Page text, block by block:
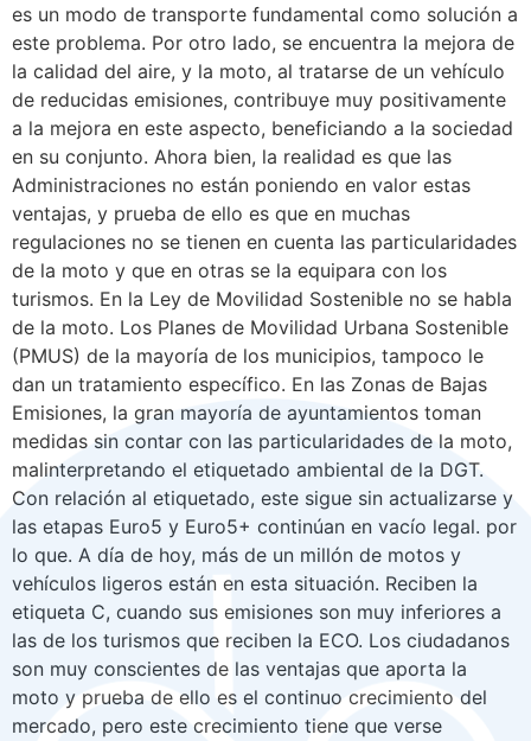
es un modo de transporte fundamental como solución a
este problema. Por otro lado, se encuentra la mejora de
la calidad del aire, y la moto, al tratarse de un vehículo
de reducidas emisiones, contribuye muy positivamente
a la mejora en este aspecto, beneficiando a la sociedad
en su conjunto. Ahora bien, la realidad es que las
Administraciones no están poniendo en valor estas
ventajas, y prueba de ello es que en muchas
regulaciones no se tienen en cuenta las particularidades
de la moto y que en otras se la equipara con los
turismos. En la Ley de Movilidad Sostenible no se habla
de la moto. Los Planes de Movilidad Urbana Sostenible
(PMUS) de la mayoría de los municipios, tampoco le
dan un tratamiento específico. En las Zonas de Bajas
Emisiones, la gran mayoría de ayuntamientos toman
medidas sin contar con las particularidades de la moto,
malinterpretando el etiquetado ambiental de la DGT.
Con relación al etiquetado, este sigue sin actualizarse y
las etapas Euro5 y Euro5+ continúan en vacío legal. por
lo que. A día de hoy, más de un millón de motos y
vehículos ligeros están en esta situación. Reciben la
etiqueta C, cuando sus emisiones son muy inferiores a
las de los turismos que reciben la ECO. Los ciudadanos
son muy conscientes de las ventajas que aporta la
moto y prueba de ello es el continuo crecimiento del
mercado, pero este crecimiento tiene que verse